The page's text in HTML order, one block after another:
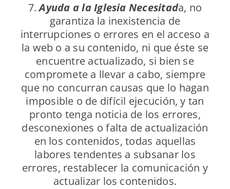
7.Ayuda a la Iglesia Necesitada, no
garantiza la inexistencia de
interrupciones o errores en el acceso a
la web o a su contenido, ni que éste se
encuentre actualizado, si bien se
compromete a llevar a cabo, siempre
que no concurran causas que lo hagan
imposible o de difícil ejecución, y tan
pronto tenga noticia de los errores,
desconexiones o falta de actualización
en los contenidos, todas aquellas
labores tendentes a subsanar los
errores, restablecer la comunicación y
actualizar los contenidos.